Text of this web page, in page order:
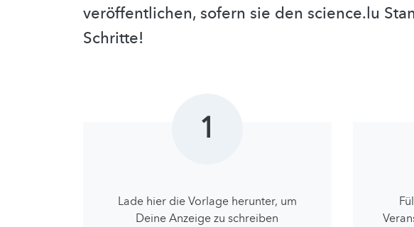
veröffentlichen, sofern sie den science.lu
Schritte!
1
Lade hier die Vorlage herunter, um
Deine Anzeige zu schreiben